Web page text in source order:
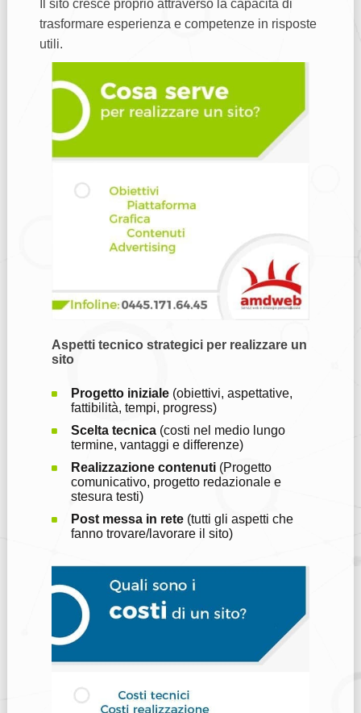
Il sito cresce proprio attraverso la capacità di
trasformare esperienza e competenze in risposte
utili.
Aspetti tecnico strategici per realizzare un
sito
Progetto iniziale(obiettivi, aspettative,
fattibilità, tempi, progress)
Scelta tecnica(costi nel medio lungo
termine, vantaggi e differenze)
Realizzazione contenuti(Progetto
comunicativo, progetto redazionale e
stesura testi)
Post messa in rete(tutti gli aspetti che
fanno trovare/lavorare il sito)